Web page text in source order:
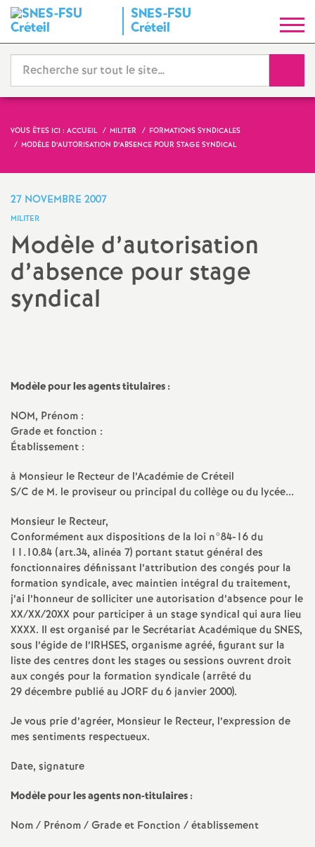
SNES-FSU
Créteil
y
n
d
i
a
t
n
a
l
d
e
s
E
e
VOUS ÊTES ICI : ACCUEIL MILITER
FORMATIONS SYNDICALES
MODÈLE D’AUTORISATION D’ABSENCE POUR STAGE SYNDICAL
27 NOVEMBRE 2007
MILITER
Modèle d’autorisation
d’absence pour stage
syndical
Modèle pour les agents titulaires :
NOM, Prénom :
Grade et fonction :
Établissement :
à Monsieur le Recteur de l’Académie de Créteil
S/C de M. le proviseur ou principal du collège ou du lycée...
Monsieur le Recteur,
Conformément aux dispositions de la loi n°84-16 du
11.10.84 (art.34, alinéa 7) portant statut général des
fonctionnaires définissant l’attribution des congés pour la
formation syndicale, avec maintien intégral du traitement,
j’ai l’honneur de solliciter une autorisation d’absence pour le
XX/XX/20XX pour participer à un stage syndical qui aura lieu
XXXX. Il est organisé par le Secrétariat Académique duSNES,
sous l’égide de l’IRHSES, organisme agréé, figurant sur la
liste des centres dont les stages ou sessions ouvrent droit
aux congés pour la formation syndicale (arrêté du
29 décembre publié auJORFdu 6 janvier 2000).
Je vous prie d’agréer, Monsieur le Recteur, l’expression de
mes sentiments respectueux.
Date, signature
Modèle pour les agents non-titulaires :
Nom / Prénom / Grade et Fonction / établissement